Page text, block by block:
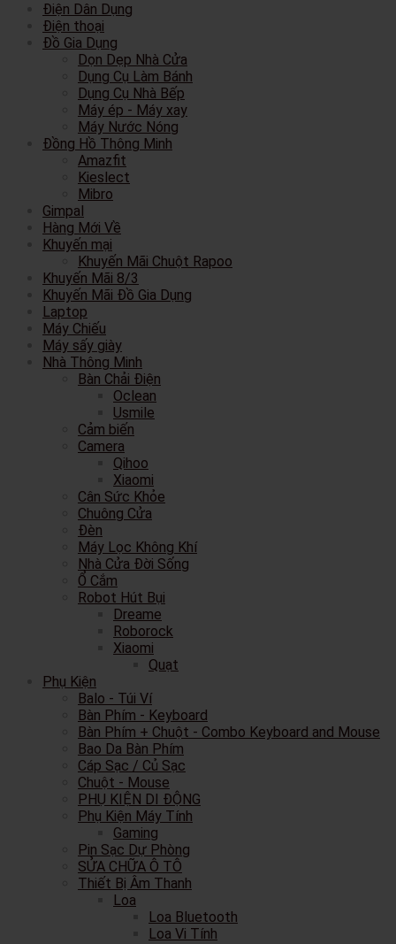
Điện Dân Dụng
Điện thoại
Đồ Gia Dụng
Dọn Dẹp Nhà Cửa
Dụng Cụ Làm Bánh
Dụng Cụ Nhà Bếp
Máy ép - Máy xay
Máy Nước Nóng
Đồng Hồ Thông Minh
Amazfit
Kieslect
Mibro
Gimpal
Hàng Mới Về
Khuyến mại
Khuyến Mãi Chuột Rapoo
Khuyến Mãi 8/3
Khuyến Mãi Đồ Gia Dụng
Laptop
Máy Chiếu
Máy sấy giày
Nhà Thông Minh
Bàn Chải Điện
Oclean
Usmile
Cảm biến
Camera
Qihoo
Xiaomi
Cân Sức Khỏe
Chuông Cửa
Đèn
Máy Lọc Không Khí
Nhà Cửa Đời Sống
Ổ Cắm
Robot Hút Bụi
Dreame
Roborock
Xiaomi
Quạt
Phụ Kiện
Balo - Túi Ví
Bàn Phím - Keyboard
Bàn Phím + Chuột - Combo Keyboard and Mouse
Bao Da Bàn Phím
Cáp Sạc / Củ Sạc
Chuột - Mouse
PHỤ KIỆN DI ĐỘNG
Phụ Kiện Máy Tính
Gaming
Pin Sạc Dự Phòng
SỬA CHỮA Ô TÔ
Thiết Bị Âm Thanh
Loa
Loa Bluetooth
Loa Vi Tính